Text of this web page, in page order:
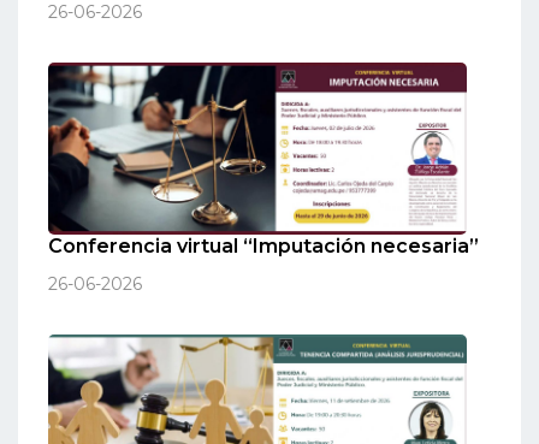
26-06-2026
Conferencia virtual “Imputación necesaria”
26-06-2026